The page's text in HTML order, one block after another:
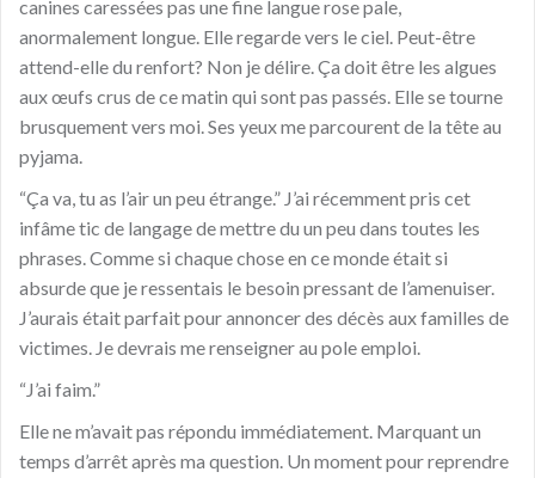
canines caressées pas une fine langue rose pale,
anormalement longue. Elle regarde vers le ciel. Peut-être
attend-elle du renfort? Non je délire. Ça doit être les algues
aux œufs crus de ce matin qui sont pas passés. Elle se tourne
brusquement vers moi. Ses yeux me parcourent de la tête au
pyjama.
“Ça va, tu as l’air un peu étrange.” J’ai récemment pris cet
infâme tic de langage de mettre du un peu dans toutes les
phrases. Comme si chaque chose en ce monde était si
absurde que je ressentais le besoin pressant de l’amenuiser.
J’aurais était parfait pour annoncer des décès aux familles de
victimes. Je devrais me renseigner au pole emploi.
“J’ai faim.”
Elle ne m’avait pas répondu immédiatement. Marquant un
temps d’arrêt après ma question. Un moment pour reprendre